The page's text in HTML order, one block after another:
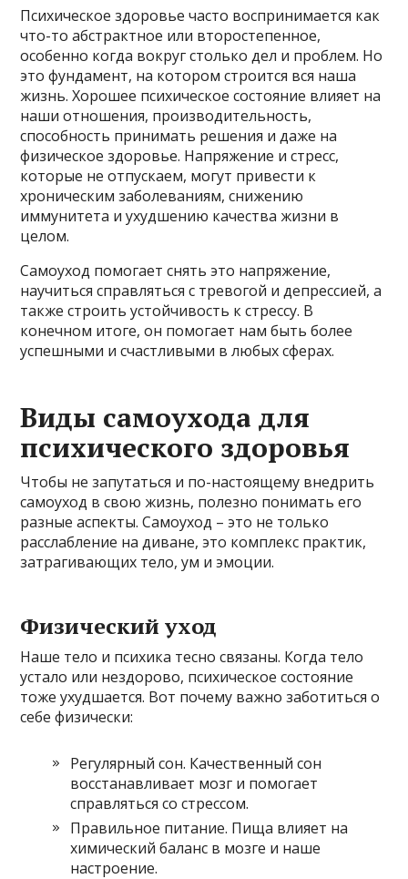
Психическое здоровье часто воспринимается как
что-то абстрактное или второстепенное,
особенно когда вокруг столько дел и проблем. Но
это фундамент, на котором строится вся наша
жизнь. Хорошее психическое состояние влияет на
наши отношения, производительность,
способность принимать решения и даже на
физическое здоровье. Напряжение и стресс,
которые не отпускаем, могут привести к
хроническим заболеваниям, снижению
иммунитета и ухудшению качества жизни в
целом.
Самоуход помогает снять это напряжение,
научиться справляться с тревогой и депрессией, а
также строить устойчивость к стрессу. В
конечном итоге, он помогает нам быть более
успешными и счастливыми в любых сферах.
Виды самоухода для
психического здоровья
Чтобы не запутаться и по-настоящему внедрить
самоуход в свою жизнь, полезно понимать его
разные аспекты. Самоуход – это не только
расслабление на диване, это комплекс практик,
затрагивающих тело, ум и эмоции.
Физический уход
Наше тело и психика тесно связаны. Когда тело
устало или нездорово, психическое состояние
тоже ухудшается. Вот почему важно заботиться о
себе физически:
Регулярный сон. Качественный сон
восстанавливает мозг и помогает
справляться со стрессом.
Правильное питание. Пища влияет на
химический баланс в мозге и наше
настроение.